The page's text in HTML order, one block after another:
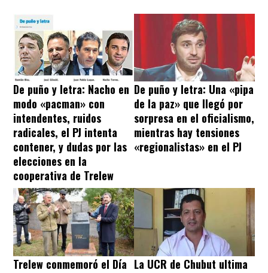
De puño y letra: Nacho en
modo «pacman» con
intendentes, ruidos
radicales, el PJ intenta
contener, y dudas por las
elecciones en la
cooperativa de Trelew
De puño y letra: Una «pipa
de la paz» que llegó por
sorpresa en el oficialismo,
mientras hay tensiones
«regionalistas» en el PJ
Trelew conmemoró el Día La UCR de Chubut ultima